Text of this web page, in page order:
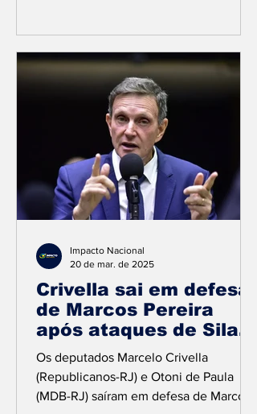
Crivella sai em defesa
de Marcos Pereira
após ataques de Silas
Malafaia por PL da
Anistia
Os deputados Marcelo Crivella
(Republicanos-RJ) e Otoni de Paula
(MDB-RJ) saíram em defesa de Marcos
Impacto Nacional
20 de mar. de 2025